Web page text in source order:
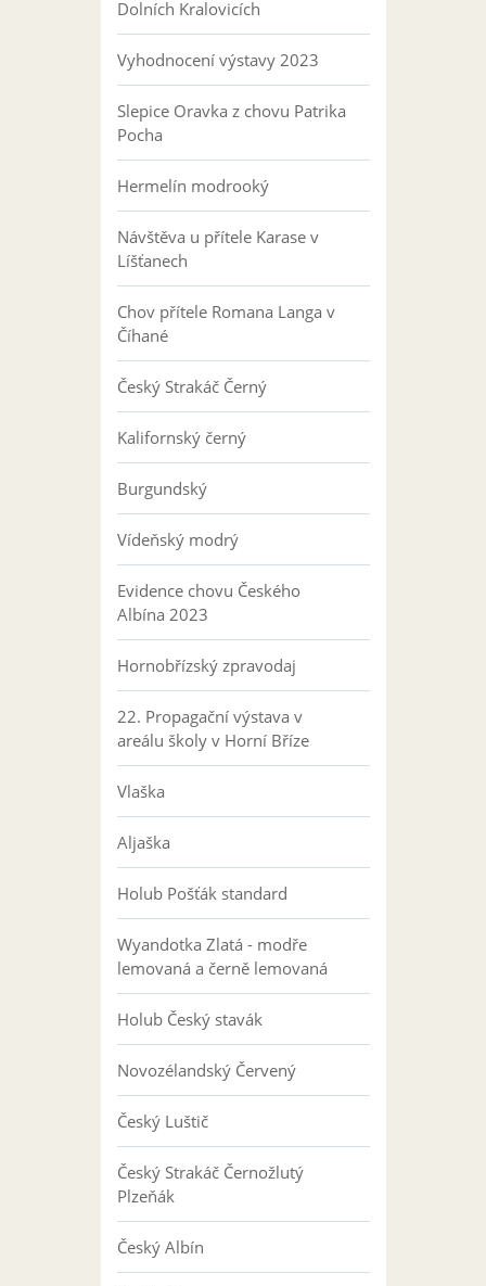
Dolních Kralovicích
Vyhodnocení výstavy 2023
Slepice Oravka z chovu Patrika
Pocha
Hermelín modrooký
Návštěva u přítele Karase v
Líšťanech
Chov přítele Romana Langa v
Číhané
Český Strakáč Černý
Kalifornský černý
Burgundský
Vídeňský modrý
Evidence chovu Českého
Albína 2023
Hornobřízský zpravodaj
22. Propagační výstava v
areálu školy v Horní Bříze
Vlaška
Aljaška
Holub Pošťák standard
Wyandotka Zlatá - modře
lemovaná a černě lemovaná
Holub Český stavák
Novozélandský Červený
Český Luštič
Český Strakáč Černožlutý
Plzeňák
Český Albín